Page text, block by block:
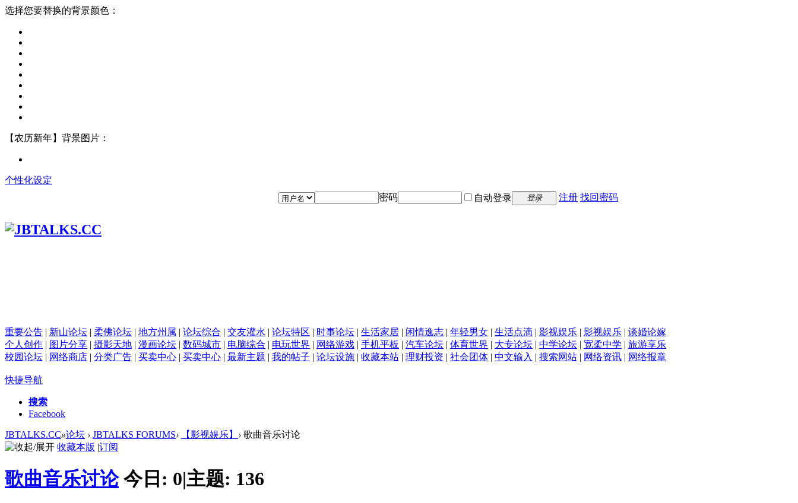
选择您要替换的背景颜色：
【农历新年】背景图片：
个性化设定
密码
自动登录 登录 注册 找回密码
重要公告 | 新山论坛 | 柔佛论坛 | 地方州属 | 论坛综合 | 交友灌水 | 论坛特区 | 时事论坛 | 生活家居 | 闲情逸志 | 年轻男女 | 生活点滴 | 影视娱乐 | 影视娱乐 | 谈婚论嫁
个人创作 | 图片分享 | 摄影天地 | 漫画论坛 | 数码城市 | 电脑综合 | 电玩世界 | 网络游戏 | 手机平板 | 汽车论坛 | 体育世界 | 大专论坛 | 中学论坛 | 宽柔中学 | 旅游享乐
校园论坛 | 网络商店 | 分类广告 | 买卖中心 | 买卖中心 | 最新主题 | 我的帖子 | 论坛设施 | 收藏本站 | 理财投资 | 社会团体 | 中文输入 | 搜索网站 | 网络资讯 | 网络报章
快捷导航
搜索
Facebook
JBTALKS.CC»论坛 › JBTALKS FORUMS› 【影视娱乐】 › 歌曲音乐讨论
收藏本版 |订阅
歌曲音乐讨论 今日: 0|主题: 136